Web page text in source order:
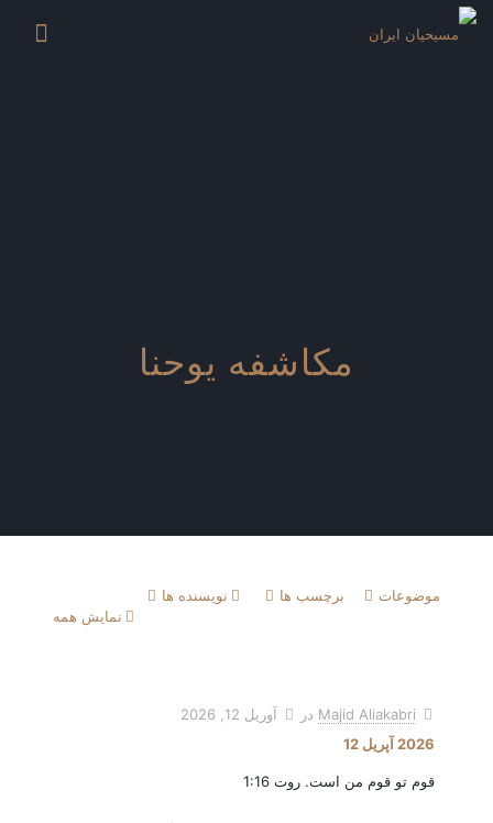
مکاشفه یوحنا
موضوعات برچسب ها
نویسنده ها
نمایش همه
Majid Aliakabri در
آوریل 12, 2026
2026 آپریل 12
قوم تو قوم من است. روت 1:16